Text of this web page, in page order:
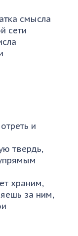
смысла
сети
и
твердь,
храним,
за ним,